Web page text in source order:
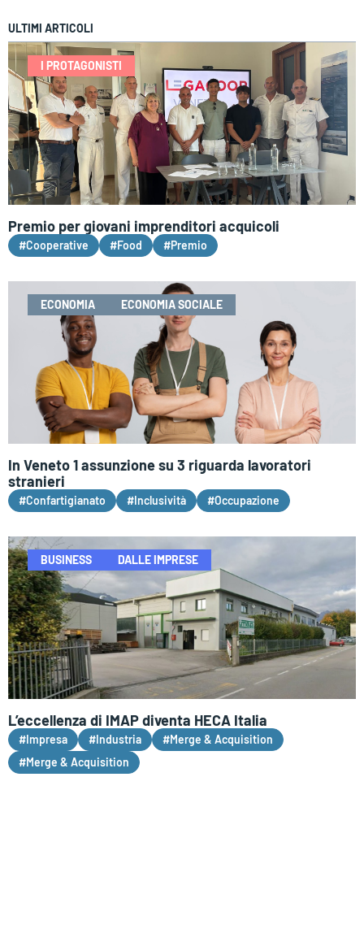
ULTIMI ARTICOLI
I PROTAGONISTI
Premio per giovani imprenditori acquicoli
#Cooperative #Food #Premio
ECONOMIA ECONOMIA SOCIALE
In Veneto 1 assunzione su 3 riguarda lavoratori
stranieri
#Confartigianato #Inclusività #Occupazione
BUSINESS DALLE IMPRESE
L’eccellenza di IMAP diventa HECA Italia
#Impresa #Industria
#Merge & Acquisition
#Merge & Acquisition